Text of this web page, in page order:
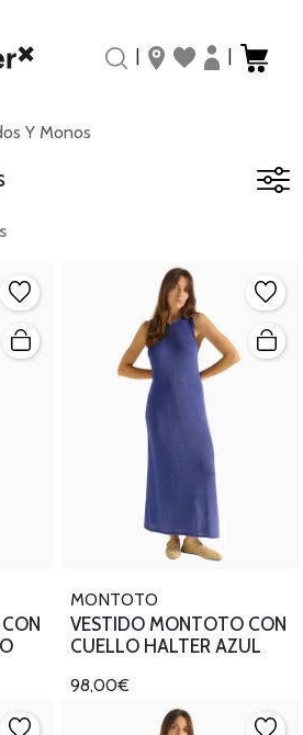
Y Monos
MONTOTO
VESTIDO MONTOTO CON
CUELLO HALTER AZUL
98,00€